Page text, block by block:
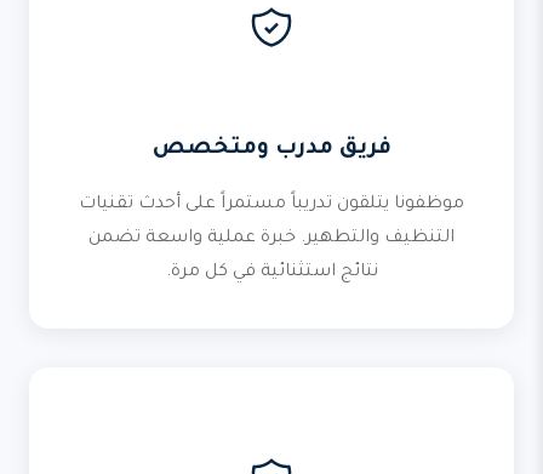
فريق مدرب ومتخصص
موظفونا يتلقون تدريباً مستمراً على أحدث تقنيات
التنظيف والتطهير. خبرة عملية واسعة تضمن
نتائج استثنائية في كل مرة.